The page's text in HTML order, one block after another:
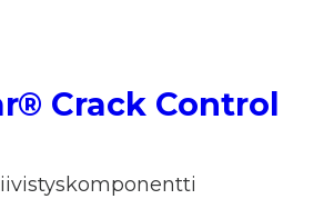
Crack Control